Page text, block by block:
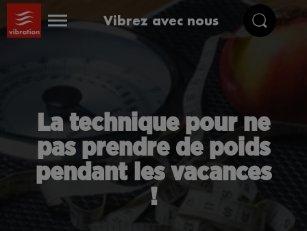
Vibrez avec nous
La technique pour ne
pas prendre de poids
pendant les vacances
!